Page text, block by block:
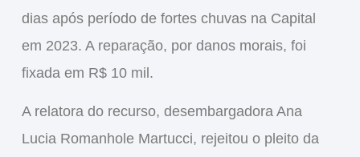
dias após período de fortes chuvas na Capital
em 2023. A reparação, por danos morais, foi
fixada em R$ 10 mil.
A relatora do recurso, desembargadora Ana
Lucia Romanhole Martucci, rejeitou o pleito da